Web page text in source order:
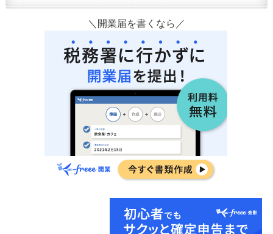
＼開業届を書くなら／